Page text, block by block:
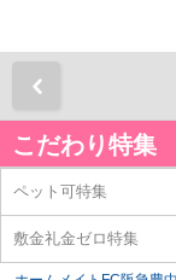
こだわり特集
ペット可特集
敷金礼金ゼロ特集